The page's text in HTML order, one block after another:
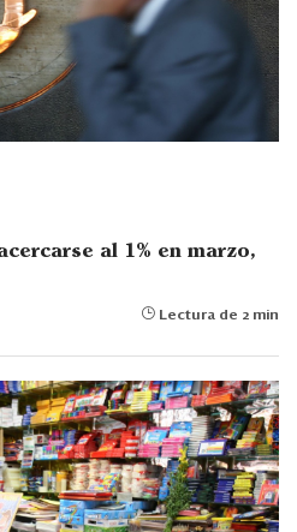
al 1% en marzo,
Lectura de 2 min